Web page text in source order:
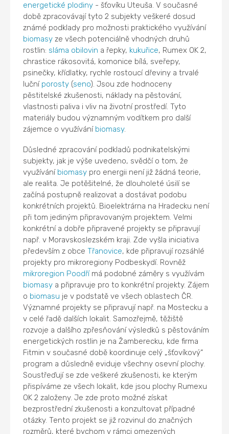
energetické plodiny- šťovíku Uteuša. V současné
době zpracovávají tyto 2 subjekty veškeré dosud
známé podklady pro možnosti praktického využívání
biomasyze všech potenciálně vhodných druhů
rostlin: sláma obilovin a řepky, kukuřice, Rumex OK 2,
chrastice rákosovitá, komonice bílá, sveřepy,
psinečky, křídlatky, rychle rostoucí dřeviny a trvalé
luční porosty(seno). Jsou zde hodnoceny
pěstitelské zkušenosti, náklady na pěstování,
vlastnosti paliva i vliv na životní prostředí. Tyto
materiály budou významným vodítkem pro další
zájemce o využívání biomasy.
Důsledné zpracování podkladů podnikatelskými
subjekty, jak je výše uvedeno, svědčí o tom, že
využívání biomasypro energii není již žádná teorie,
ale realita. Je potěšitelné, že dlouholeté úsilí se
začíná postupně realizovat a dostávat podobu
konkrétních projektů. Bioelektrárna na Hradecku není
při tom jediným připravovaným projektem. Velmi
konkrétní a dobře připravené projekty se připravují
např. v Moravskoslezském kraji. Zde vyšla iniciativa
především z obce Třanovice, kde připravují rozsáhlé
projekty pro mikroregiony Podbeskydí. Rovněž
mikroregion Poodřímá podobné záměry s využívám
biomasya připravuje pro to konkrétní projekty. Zájem
o biomasu je v podstatě ve všech oblastech ČR.
Významné projekty se připravují např. na Mostecku a
v celé řadě dalších lokalit. Samozřejmě, těžiště
rozvoje a dalšího zpřesňování výsledků s pěstováním
energetických rostlin je na Žamberecku, kde firma
Fitmin v současné době koordinuje celý „šťovíkový“
program a důsledně eviduje všechny osevní plochy.
Soustřeďují se zde veškeré zkušenosti, ke kterým
přispíváme ze všech lokalit, kde jsou plochy Rumexu
OK 2 založeny. Je zde proto možné získat
bezprostřední zkušenosti a konzultovat případné
otázky. Tento projekt se již rozvinul do značných
rozměrů, které bychom v rámci omezených